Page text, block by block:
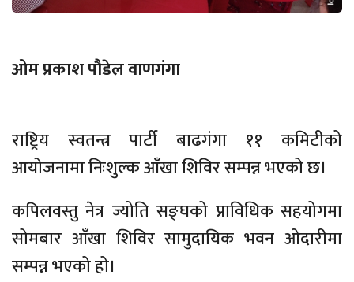
ओम प्रकाश पौडेलवाणगंगा
राष्ट्रिय स्वतन्त्र पार्टी बाढगंगा ११ कमिटीको
आयोजनामा निःशुल्क आँखा शिविर सम्पन्न भएको छ।
कपिलवस्तु नेत्र ज्योति सङ्घको प्राविधिक सहयोगमा
सोमबार आँखा शिविर सामुदायिक भवन ओदारीमा
सम्पन्न भएको हो।